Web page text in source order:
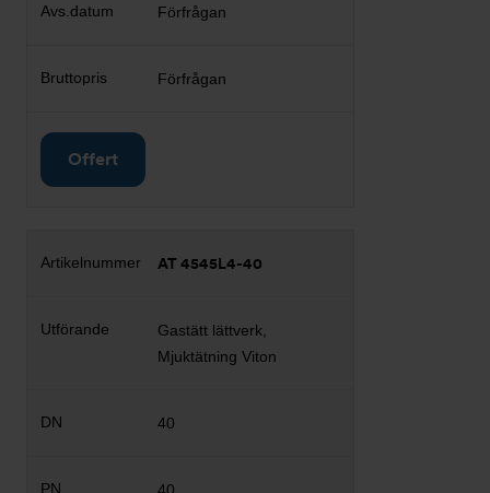
Förfrågan
Förfrågan
Offert
AT 4545L4-40
Gastätt lättverk,
Mjuktätning Viton
40